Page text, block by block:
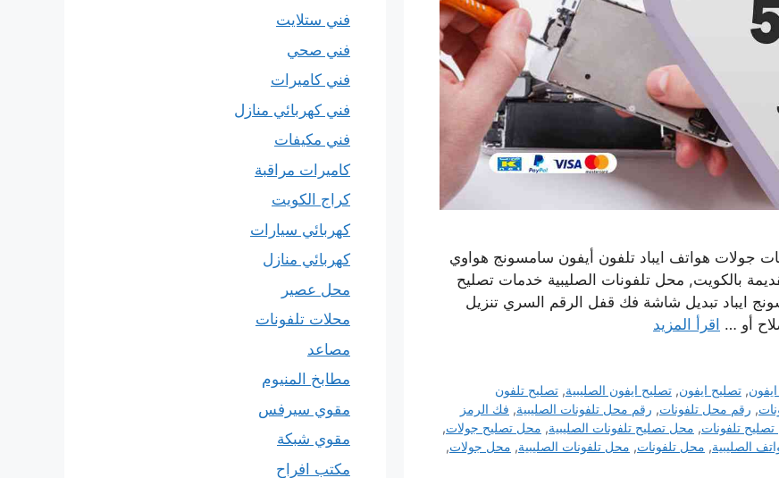
جولات هواتف ايباد تلفون أيفون سامسونج هواوي
بالكويت, محل تلفونات الصليبية خدمات تصليح
ايباد تبديل شاشة فك قفل الرقم السري تنزيل
أو … اقرأ المزيد
,تصليح ايفون,تصليح ايفون الصليبية,تصليح تلفون
, رقم محل تلفونات, رقم محل تلفونات الصليبية, فك الرمز
تلفونات, محل تصليح تلفونات الصليبية, محل تصليح جولات,
الصليبية, محل تلفونات, محل تلفونات الصليبية, محل جولات,
فني ستلايت
فني صحي
فني كاميرات
فني كهربائي منازل
فني مكيفات
كاميرات مراقبة
كراج الكويت
كهربائي سيارات
كهربائي منازل
محل عصير
محلات تلفونات
مصاعد
مطابخ المنيوم
مقوي سيرفس
مقوي شبكة
مكتب افراح